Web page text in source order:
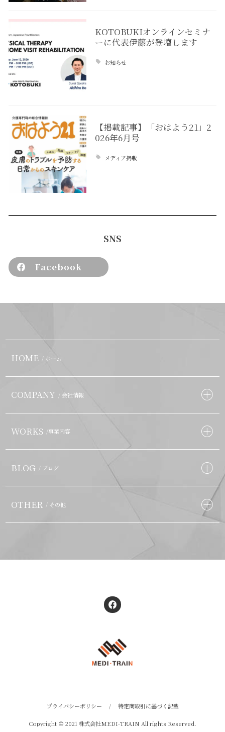
KOTOBUKIオンラインセミナ
ーに代表伊藤が登壇します
お知らせ
【掲載記事】「おはよう21」2
026年6月号
メディア掲載
SNS
Facebook
HOME / ホーム
COMPANY / 会社情報
WORKS /事業内容
BLOG / ブログ
OTHER / その他
プライバシーポリシー / 特定商取引に基づく記載
Copyright © 2021 株式会社MEDI-TRAIN All rights Reserved.